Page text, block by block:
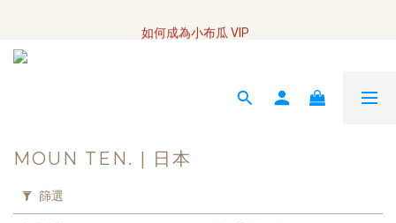
如何成為小布瓜 VIP
MOUN TEN. | 日本
篩選